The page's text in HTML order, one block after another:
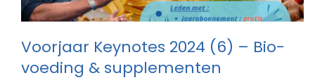
Voorjaar Keynotes 2024 (6) – Bio-
voeding & supplementen